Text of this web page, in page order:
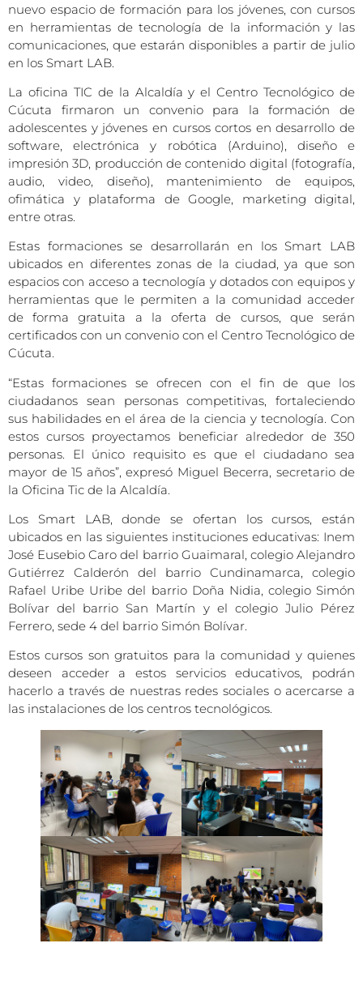
nuevo espacio de formación para los jóvenes, con cursos
en herramientas de tecnología de la información y las
comunicaciones, que estarán disponibles a partir de julio
en los Smart LAB.
La oficina TIC de la Alcaldía y el Centro Tecnológico de
Cúcuta firmaron un convenio para la formación de
adolescentes y jóvenes en cursos cortos en desarrollo de
software, electrónica y robótica (Arduino), diseño e
impresión 3D, producción de contenido digital (fotografía,
audio, video, diseño), mantenimiento de equipos,
ofimática y plataforma de Google, marketing digital,
entre otras.
Estas formaciones se desarrollarán en los Smart LAB
ubicados en diferentes zonas de la ciudad, ya que son
espacios con acceso a tecnología y dotados con equipos y
herramientas que le permiten a la comunidad acceder
de forma gratuita a la oferta de cursos, que serán
certificados con un convenio con el Centro Tecnológico de
Cúcuta.
“Estas formaciones se ofrecen con el fin de que los
ciudadanos sean personas competitivas, fortaleciendo
sus habilidades en el área de la ciencia y tecnología. Con
estos cursos proyectamos beneficiar alrededor de 350
personas. El único requisito es que el ciudadano sea
mayor de 15 años”, expresó Miguel Becerra, secretario de
la Oficina Tic de la Alcaldía.
Los Smart LAB, donde se ofertan los cursos, están
ubicados en las siguientes instituciones educativas: Inem
José Eusebio Caro del barrio Guaimaral, colegio Alejandro
Gutiérrez Calderón del barrio Cundinamarca, colegio
Rafael Uribe Uribe del barrio Doña Nidia, colegio Simón
Bolívar del barrio San Martín y el colegio Julio Pérez
Ferrero, sede 4 del barrio Simón Bolívar.
Estos cursos son gratuitos para la comunidad y quienes
deseen acceder a estos servicios educativos, podrán
hacerlo a través de nuestras redes sociales o acercarse a
las instalaciones de los centros tecnológicos.